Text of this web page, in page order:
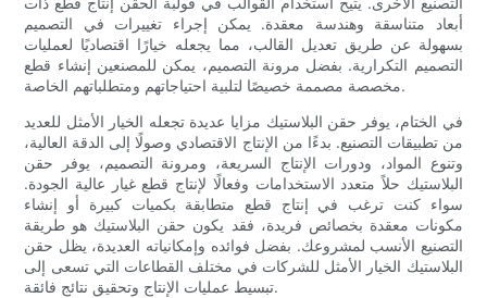
أبعاد متناسقة وهندسة معقدة. يمكن إجراء تغييرات في التصميم
بسهولة عن طريق تعديل القالب، مما يجعله خيارًا اقتصاديًا لعمليات
التصميم التكرارية. بفضل مرونة التصميم، يمكن للمصنعين إنشاء قطع
مخصصة مصممة خصيصًا لتلبية احتياجاتهم ومتطلباتهم الخاصة.
في الختام، يوفر حقن البلاستيك مزايا عديدة تجعله الخيار الأمثل للعديد
من تطبيقات التصنيع. بدءًا من الإنتاج الاقتصادي وصولًا إلى الدقة العالية،
وتنوع المواد، ودورات الإنتاج السريعة، ومرونة التصميم، يوفر حقن
البلاستيك حلاً متعدد الاستخدامات وفعالًا لإنتاج قطع غيار عالية الجودة.
سواء كنت ترغب في إنتاج قطع متطابقة بكميات كبيرة أو إنشاء
مكونات معقدة بخصائص فريدة، فقد يكون حقن البلاستيك هو طريقة
التصنيع الأنسب لمشروعك. بفضل فوائده وإمكانياته العديدة، يظل حقن
البلاستيك الخيار الأمثل للشركات في مختلف القطاعات التي تسعى إلى
تبسيط عمليات الإنتاج وتحقيق نتائج فائقة.